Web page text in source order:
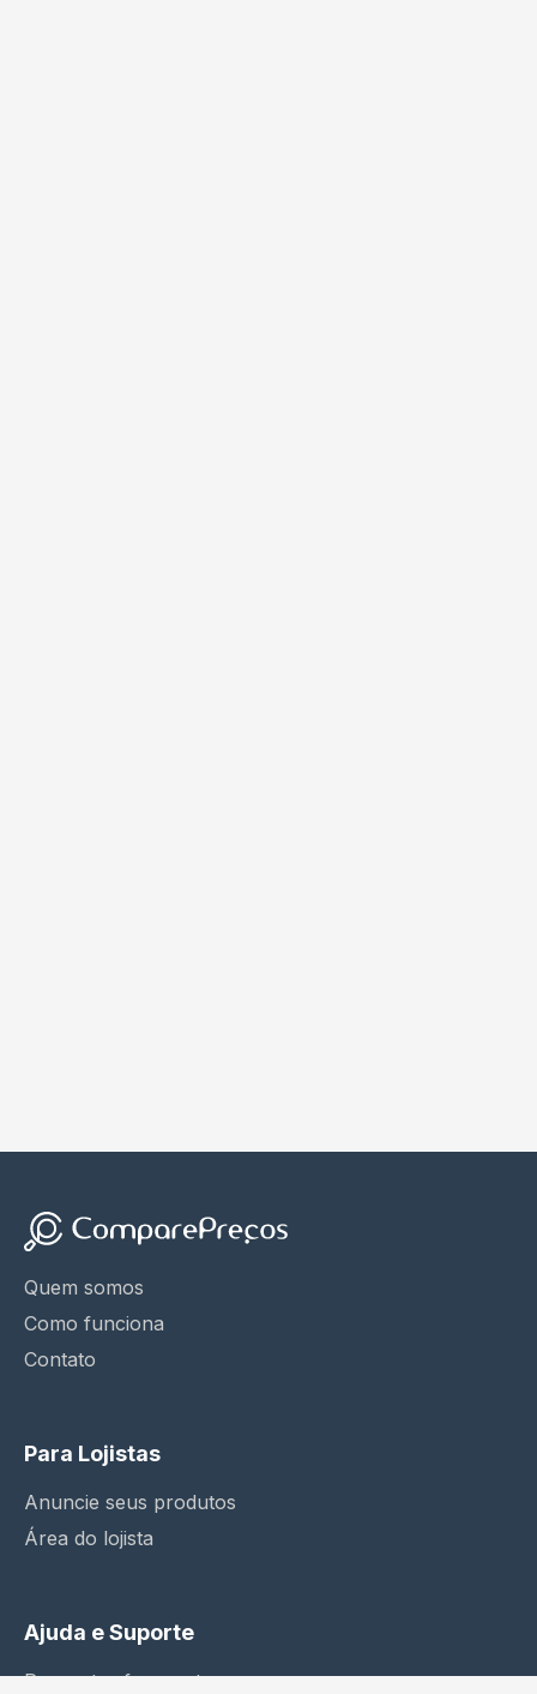
Quem somos
Como funciona
Contato
Para Lojistas
Anuncie seus produtos
Área do lojista
Ajuda e Suporte
Perguntas frequentes